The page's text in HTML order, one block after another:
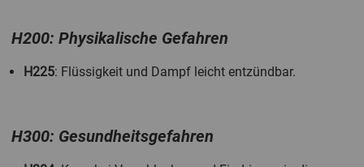
H200: Physikalische Gefahren
H225: Flüssigkeit und Dampf leicht entzündbar.
H300: Gesundheitsgefahren